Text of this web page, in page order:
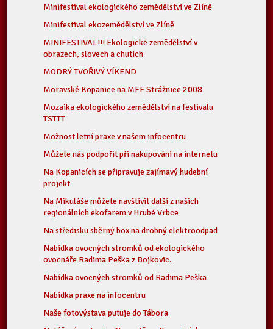
Minifestival ekologického zemědělství ve Zlíně
Minifestival ekozemědělství ve Zlíně
MINIFESTIVAL!!! Ekologické zemědělství v
obrazech, slovech a chutích
MODRÝ TVOŘIVÝ VÍKEND
Moravské Kopanice na MFF Strážnice 2008
Mozaika ekologického zemědělství na festivalu
TSTTT
Možnost letní praxe v našem infocentru
Můžete nás podpořit při nakupování na internetu
Na Kopanicích se připravuje zajímavý hudební
projekt
Na Mikuláše můžete navštívit další z našich
regionálních ekofarem v Hrubé Vrbce
Na středisku sběrný box na drobný elektroodpad
Nabídka ovocných stromků od ekologického
ovocnáře Radima Peška z Bojkovic.
Nabídka ovocných stromků od Radima Peška
Nabídka praxe na infocentru
Naše fotovýstava putuje do Tábora